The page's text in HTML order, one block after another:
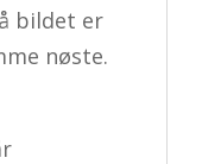
bildet er
nøste.